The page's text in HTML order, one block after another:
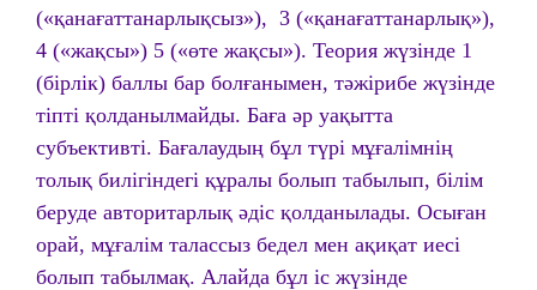
(«қанағаттанарлықсыз»), 3 («қанағаттанарлық»),
4 («жақсы») 5 («өте жақсы»). Теория жүзінде 1
(бірлік) баллы бар болғанымен, тәжірибе жүзінде
тіпті қолданылмайды. Баға әр уақытта
субъективті. Бағалаудың бұл түрі мұғалімнің
толық билігіндегі құралы болып табылып, білім
беруде авторитарлық әдіс қолданылады. Осыған
орай, мұғалім талассыз бедел мен ақиқат иесі
болып табылмақ. Алайда бұл іс жүзінде